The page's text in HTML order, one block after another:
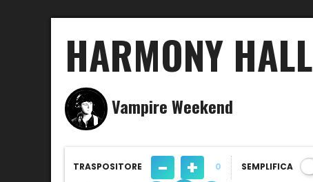
HARMONY HALL
Vampire Weekend
TRASPOSITORE - + 0 SEMPLIFICA